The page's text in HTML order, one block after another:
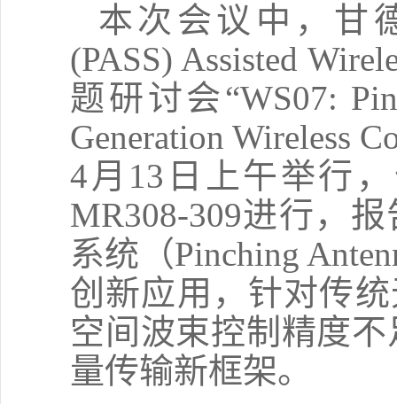
本次会议中，甘
(PASS) Assisted
题研讨会“WS07:
Generation Wireless
4 月 13 日上午举行
MR308-309进行，报
系统（Pinching
创新应用，针对传
空间波束控制精度
量传输新框架。